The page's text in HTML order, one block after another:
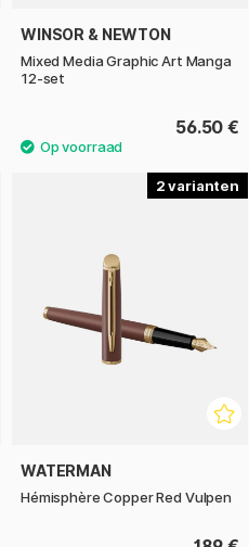
WINSOR & NEWTON
Mixed Media Graphic Art Manga
12-set
56.50 €
2
WATERMAN
Hémisphère Copper Red Vulpen